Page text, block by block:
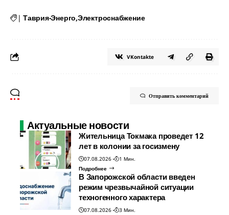
| Таврия-Энерго Электроснабжение
VKontakte
Отправить комментарий
Актуальные новости
Жительница Токмака проведет 12
лет в колонии за госизмену
07.08.2026
1 Мин.
Подробнее
В Запорожской области введен
режим чрезвычайной ситуации
техногенного характера
07.08.2026 3 Мин.